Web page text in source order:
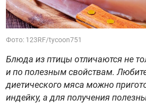
Фото: 123RF/tycoon751
Блюда из птицы отличаются не
и по полезным свойствам.
диетического мяса можно
индейку, а для получения